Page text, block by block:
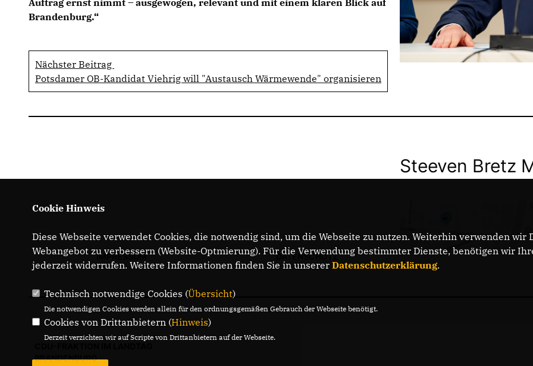
Auftrag ernst nimmt – ausgewogen, relevant und mit einem klaren Blick auf
Brandenburg.“
Nächster Beitrag
Potsdamer OB-Kandidat Viehrig will "Austausch Wärmewende" organisieren
IMPRESSUM DATENSCHUTZ
Steeven Bretz
BRANDENBURG
Cookie Hinweis
Diese Webseite verwendet Cookies, die notwendig sind, um die Webseite zu nutzen. Weiterhin verwenden
Webangebot zu verbessern (Website-Optmierung). Für die Verwendung bestimmter Dienste, benötigen wir
jederzeit widerrufen. Weitere Informationen finden Sie in unserer Datenschutzerklärung.
Technisch notwendige Cookies (Übersicht)
Die notwendigen Cookies werden allein für den ordnungsgemäßen Gebrauch der Webseite benötigt.
Cookies von Drittanbietern (Hinweis)
Derzeit verzichten wir auf Scripte von Drittanbietern auf der Webseite.